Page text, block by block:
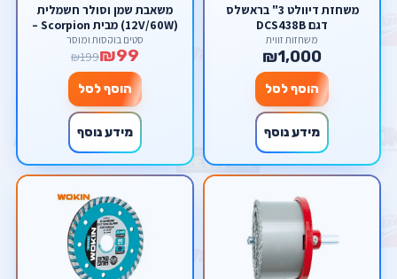
משחזת דיוולט 3" בראשלס
דגם DCS438B
משחזות זווית
₪1,000
הוסף לסל
מידע נוסף
משאבת שמן וסולר חשמלית
(12V/60W) מבית Scorpion –
להחלפת שמן קלה ונקייה
ישירות דרך המדיד
סטים בוקסות ומוסך
₪99
₪199
הוסף לסל
מידע נוסף